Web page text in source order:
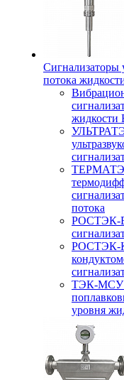
Сигнализаторы
потока
потока
РОСТЭК-Е
РОСТЭК-
ТЭК-МСУ
уровня